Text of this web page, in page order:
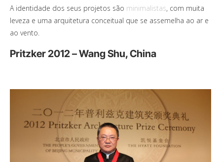
A identidade dos seus projetos são minimalistas, com muita
leveza e uma arquitetura conceitual que se assemelha ao ar e
ao vento.
Pritzker 2012 – Wang Shu, China